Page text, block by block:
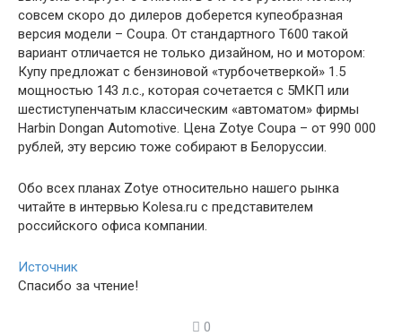
совсем скоро до дилеров доберется купеобразная
версия модели – Coupa. От стандартного T600 такой
вариант отличается не только дизайном, но и мотором:
Купу предложат с бензиновой «турбочетверкой» 1.5
мощностью 143 л.с., которая сочетается с 5МКП или
шестиступенчатым классическим «автоматом» фирмы
Harbin Dongan Automotive. Цена Zotye Coupa – от 990 000
рублей, эту версию тоже собирают в Белоруссии.
Обо всех планах Zotye относительно нашего рынка
читайте в интервью Kolesa.ru с представителем
российского офиса компании.
Источник
Спасибо за чтение!
0